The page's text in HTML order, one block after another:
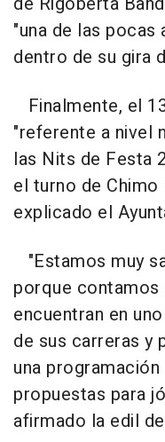
"una de las
dentro de su gira
Finalmente, el
"referente a nivel
las Nits de Festa
el turno de Chimo
explicado el
"Estamos muy
porque
encuentran en
de sus carreras y
una
propuestas para
afirmado la edil